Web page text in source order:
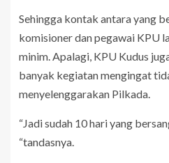
Sehingga kontak antara yang
komisioner dan pegawai KPU
minim. Apalagi, KPU Kudus
banyak kegiatan mengingat
menyelenggarakan Pilkada.
“Jadi sudah 10 hari yang
“tandasnya.